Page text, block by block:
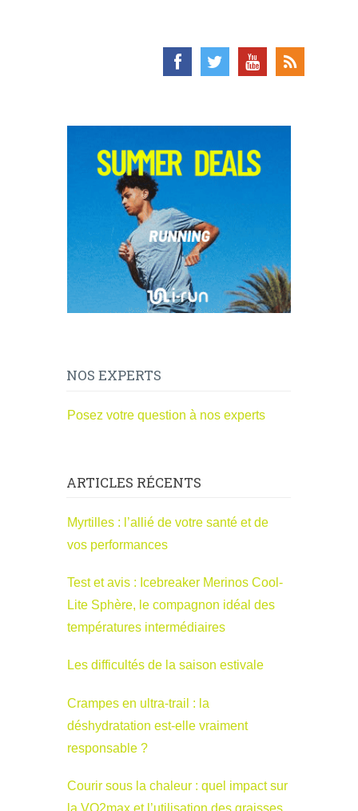
NOS EXPERTS
Posez votre question à nos experts
ARTICLES RÉCENTS
Myrtilles : l’allié de votre santé et de
vos performances
Test et avis : Icebreaker Merinos Cool-
Lite Sphère, le compagnon idéal des
températures intermédiaires
Les difficultés de la saison estivale
Crampes en ultra-trail : la
déshydratation est-elle vraiment
responsable ?
Courir sous la chaleur : quel impact sur
la VO2max et l’utilisation des graisses